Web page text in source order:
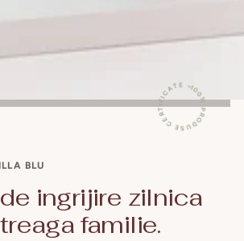
100% PRODUSE CERTIFICATE ~
BLU
ingrijire zilnica
familie.